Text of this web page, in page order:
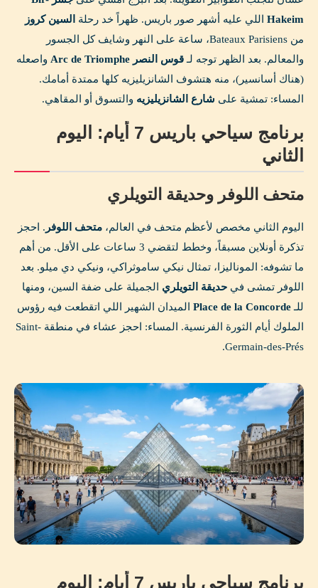
Hakeim اللي عليه أشهر صور باريس. ظهراً خد رحلة
السين كروز
من Bateaux Parisiens، ساعة على النهر وشايف كل الجسور
والمعالم. بعد الظهر توجه لـ قوس النصر Arc de Triomphe
واصعله
(هناك أسانسير)، منه هتشوف الشانزيليزيه كلها ممتدة أمامك.
المساء: تمشية على شارع الشانزيليزيه والتسوق أو المقاهي.
برنامج سياحي باريس 7 أيام: اليوم
الثاني
متحف اللوفر وحديقة التويلري
اليوم الثاني مخصص لأعظم متحف في العالم، متحف اللوفر . احجز
تذكرة أونلاين مسبقاً، وخطط لتقضي 3 ساعات على الأقل. من أهم
ما تشوفه: الموناليزا، تمثال نيكي ساموثراكي، ونيكي دي ميلو. بعد
اللوفر تمشى في حديقة التويلري الجميلة على ضفة السين، ومنها
للـ Place de la Concorde الميدان الشهير اللي اتقطعت فيه رؤوس
الملوك أيام الثورة الفرنسية. المساء: احجز عشاء في منطقة Saint-
Germain-des-Prés.
برنامج سياحي باريس 7 أيام: اليوم